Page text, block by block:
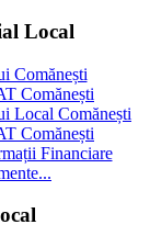
Local
Comănești
Comănești
Local Comănești
Comănești
Financiare